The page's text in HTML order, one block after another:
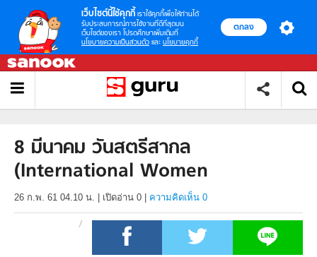
เว็บไซต์นี้ใช้คุกกี้ เราใช้คุกกี้เพื่อให้ท่านได้
รับประสบการณ์การใช้งานที่ดีที่สุดบน
เว็บไซต์ของเรา โปรดศึกษาเพิ่มเติมที่
นโยบายความเป็นส่วนตัว และ นโยบายคุกกี้
ตกลง
8 มีนาคม วันสตรีสากล
(International Women
26 ก.พ. 61 04.10 น. เปิดอ่าน 0 ความคิดเห็น 0